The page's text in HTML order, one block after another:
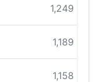
1,249 pts
1,189 pts
1,158 pts